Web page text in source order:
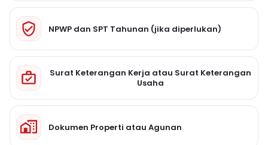
NPWP dan SPT Tahunan (jika diperlukan)
Surat Keterangan Kerja atau Surat Keterangan
Usaha
Dokumen Properti atau Agunan